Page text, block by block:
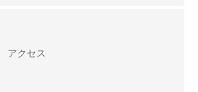
アクセス